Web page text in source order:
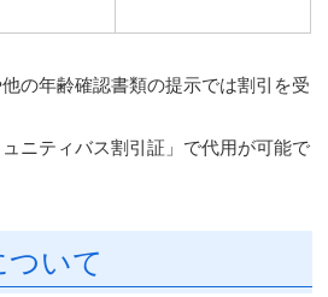
の年齢確認書類の提示では割引を受
ニティバス割引証」で代用が可能で
ついて